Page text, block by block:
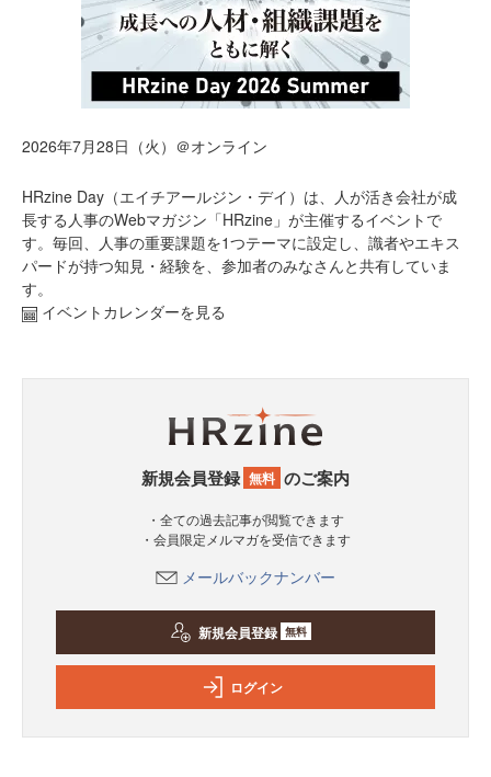
2026年7月28日（火）＠オンライン
HRzine Day（エイチアールジン・デイ）は、人が活き会社が成
長する人事のWebマガジン「HRzine」が主催するイベントで
す。毎回、人事の重要課題を1つテーマに設定し、識者やエキス
パードが持つ知見・経験を、参加者のみなさんと共有していま
す。
イベントカレンダーを見る
新規会員登録 無料 のご案内
・全ての過去記事が閲覧できます
・会員限定メルマガを受信できます
メールバックナンバー
新規会員登録 無料
ログイン